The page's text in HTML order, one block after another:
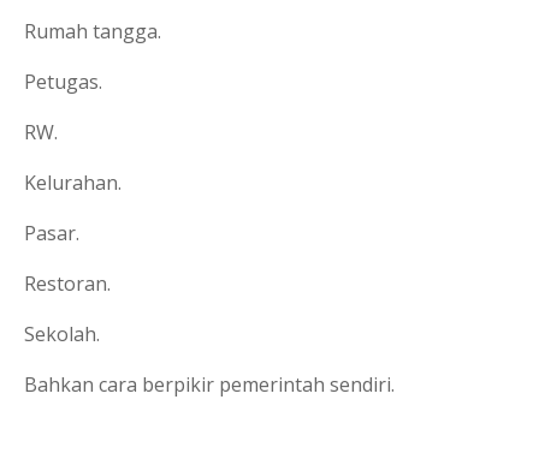
Rumah tangga.
Petugas.
RW.
Kelurahan.
Pasar.
Restoran.
Sekolah.
Bahkan cara berpikir pemerintah sendiri.